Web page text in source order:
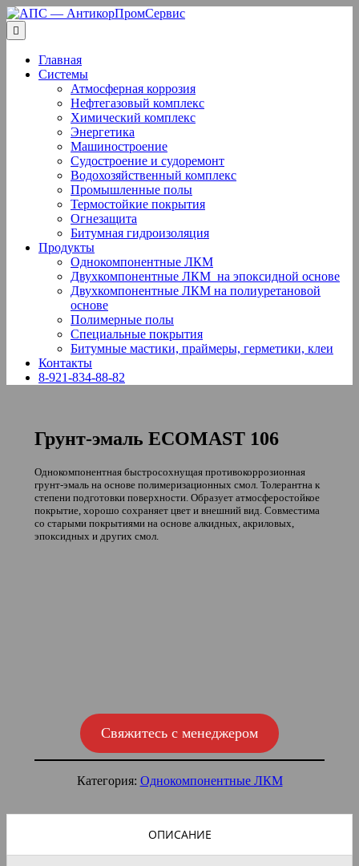
Перейти
к
содержанию
Главная
Системы
Атмосферная коррозия
Нефтегазовый комплекс
Химический комплекс
Энергетика
Машиностроение
Судостроение и судоремонт
Водохозяйственный комплекс
Промышленные полы
Термостойкие покрытия
Огнезащита
Битумная гидроизоляция
Продукты
Однокомпонентные ЛКМ
Двухкомпонентные ЛКМ ­ на эпоксидной основе
Двухкомпонентные ЛКМ на полиуретановой
основе
Полимерные полы
Специальные покрытия
Битумные мастики, праймеры, герметики, клеи
Контакты
8-921-834-88-82
Грунт-эмаль ECOMAST 106
Однокомпонентная быстросохнущая противокоррозионная
грунт-эмаль на основе полимеризационных смол. Толерантна к
степени подготовки поверхности. Образует атмосферостойкое
покрытие, хорошо сохраняет цвет и внешний вид. Совместима
со старыми покрытиями на основе алкидных, акриловых,
эпоксидных и других смол.
Свяжитесь с менеджером
Категория: Однокомпонентные ЛКМ
ОПИСАНИЕ